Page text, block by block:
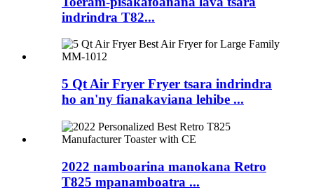
indrindra T82...
5 Qt Air Fryer Fryer tsara indrindra
ho an'ny fianakaviana lehibe ...
2022 namboarina manokana Retro
T825 mpanamboatra ...